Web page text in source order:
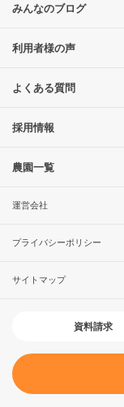
みんなのブログ
利用者様の声
よくある質問
採用情報
農園一覧
運営会社
プライバシーポリシー
サイトマップ
資料請求